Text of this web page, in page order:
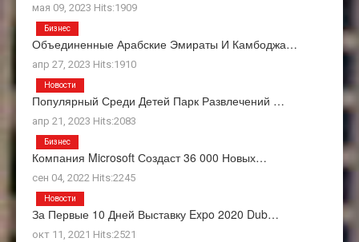
мая 09, 2023 Hits:1909
Объединенные Арабские Эмираты И Камбоджа…
апр 27, 2023 Hits:1910
Бизнес
Популярный Среди Детей Парк Развлечений …
апр 21, 2023 Hits:2083
Новости
Компания Microsoft Создаст 36 000 Новых…
сен 04, 2022 Hits:2245
Бизнес
За Первые 10 Дней Выставку Expo 2020 Dub…
окт 11, 2021 Hits:2521
Новости